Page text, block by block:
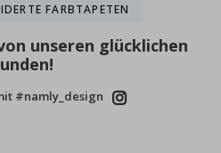
FARBTAPETEN
unseren glücklichen
#namly_design